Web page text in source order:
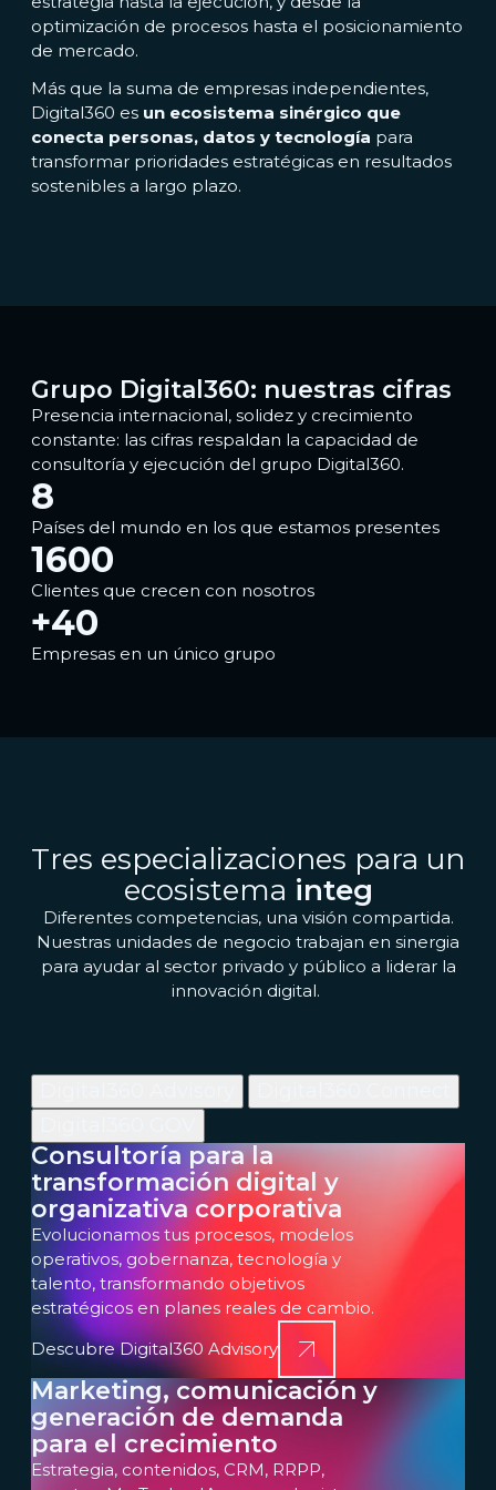
optimización de procesos hasta el posicionamiento
de mercado.
Más que la suma de empresas independientes,
Digital360 es un ecosistema sinérgico que
conecta personas, datos y tecnología para
transformar prioridades estratégicas en resultados
sostenibles a largo plazo.
Grupo Digital360: nuestras cifras
Presencia internacional, solidez y crecimiento
constante: las cifras respaldan la capacidad de
consultoría y ejecución del grupo Digital360.
8
Países del mundo en los que estamos presentes
1600
Clientes que crecen con nosotros
+40
Empresas en un único grupo
Tres especializaciones para un
ecosistemaintegrado
Diferentes competencias, una visión compartida.
Nuestras unidades de negocio trabajan en sinergia
para ayudar al sector privado y público a liderar la
innovación digital.
Consultoría para la
transformación digital y
organizativa corporativa
Evolucionamos tus procesos, modelos
operativos, gobernanza, tecnología y
talento, transformando objetivos
estratégicos en planes reales de cambio.
Descubre Digital360 Advisory
Marketing, comunicación y
generación de demanda
para el crecimiento
Estrategia, contenidos, CRM, RRPP,